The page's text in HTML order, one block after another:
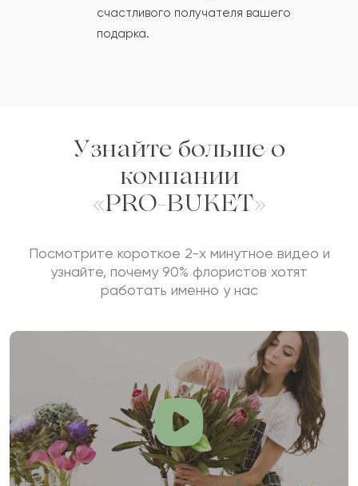
счастливого получателя вашего
подарка.
Узнайте больше о
компании
«PRO-BUKET»
Посмотрите короткое 2-х минутное видео и
узнайте, почему 90% флористов хотят
работать именно у нас